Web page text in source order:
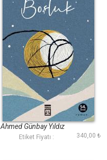
Boşluk
Ahmed Günbay Yıldız
Etiket Fiyatı : 340,00 ₺